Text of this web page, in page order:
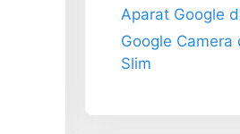
Aparat Google
Google Camera
Slim